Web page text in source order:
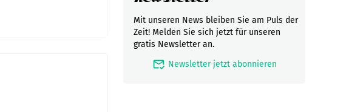
Mit unseren News bleiben Sie am Puls der
Zeit! Melden Sie sich jetzt für unseren
gratis Newsletter an.
mark_email_read Newsletter jetzt abonnieren